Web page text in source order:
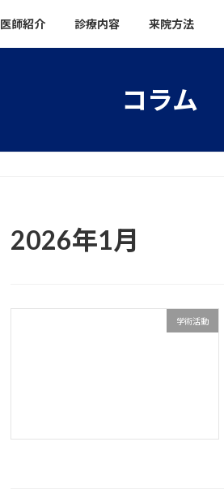
医師紹介 診療内容 来院方法
コラム
2026年1月
学術活動